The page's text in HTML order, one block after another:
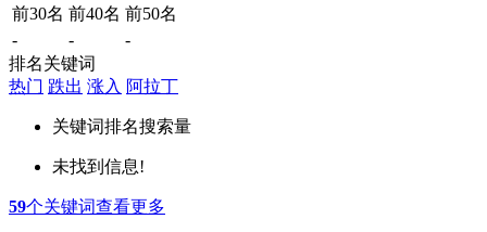
前30名 前40名 前50名
-
-
-
排名关键词
热门 跌出 涨入 阿拉丁
关键词排名搜索量
未找到信息!
59个关键词查看更多